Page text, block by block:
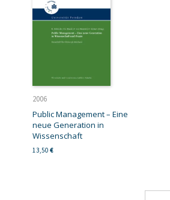
2006
Public Management – Eine
neue Generation in
Wissenschaft
13,50 €